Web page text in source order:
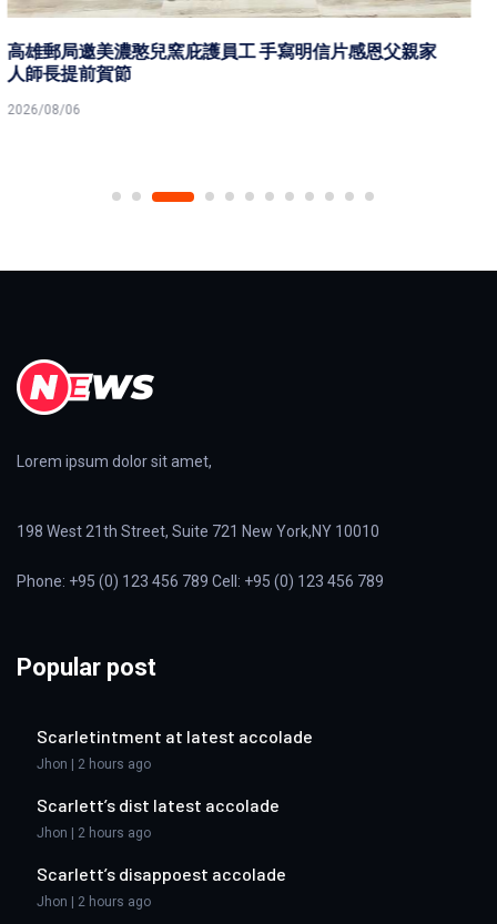
知名電台為期兩天 2026 第七屆港都好聲音 串流音樂播報
主持精進聲音魅力
2026/08/06
Lorem ipsum dolor sit amet,
198 West 21th Street, Suite 721 New York,NY 10010
Phone: +95 (0) 123 456 789 Cell: +95 (0) 123 456 789
Popular post
Scarletintment at latest accolade
Jhon | 2 hours ago
Scarlett’s dist latest accolade
Jhon | 2 hours ago
Scarlett’s disappoest accolade
Jhon | 2 hours ago